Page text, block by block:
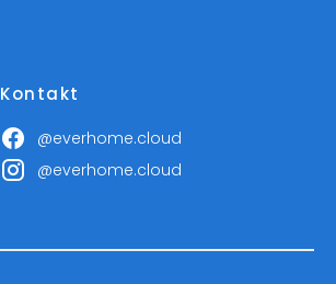
Kontakt
@everhome.cloud
@everhome.cloud